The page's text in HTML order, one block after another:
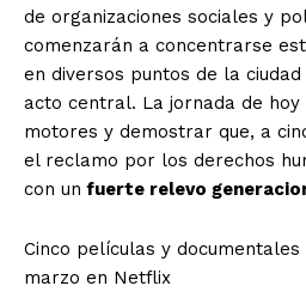
de organizaciones sociales y
comenzarán a concentrarse
en diversos puntos de la
acto central. La jornada de
motores y demostrar que, a
el reclamo por los derechos
con un fuerte relevo
Cinco películas y
marzo en Netflix